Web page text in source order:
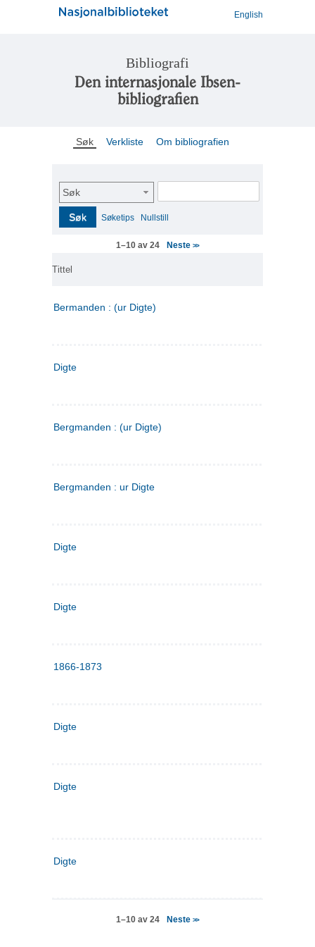
English
Bibliografi
Den internasjonale Ibsen-
bibliografien
Søk Verkliste Om bibliografien
Søk
Søk Søketips Nullstill
1–10 av 24 Neste>>
Tittel
Bermanden : (ur Digte)
Digte
Bergmanden : (ur Digte)
Bergmanden : ur Digte
Digte
Digte
1866-1873
Digte
Digte
Digte
1–10 av 24 Neste>>